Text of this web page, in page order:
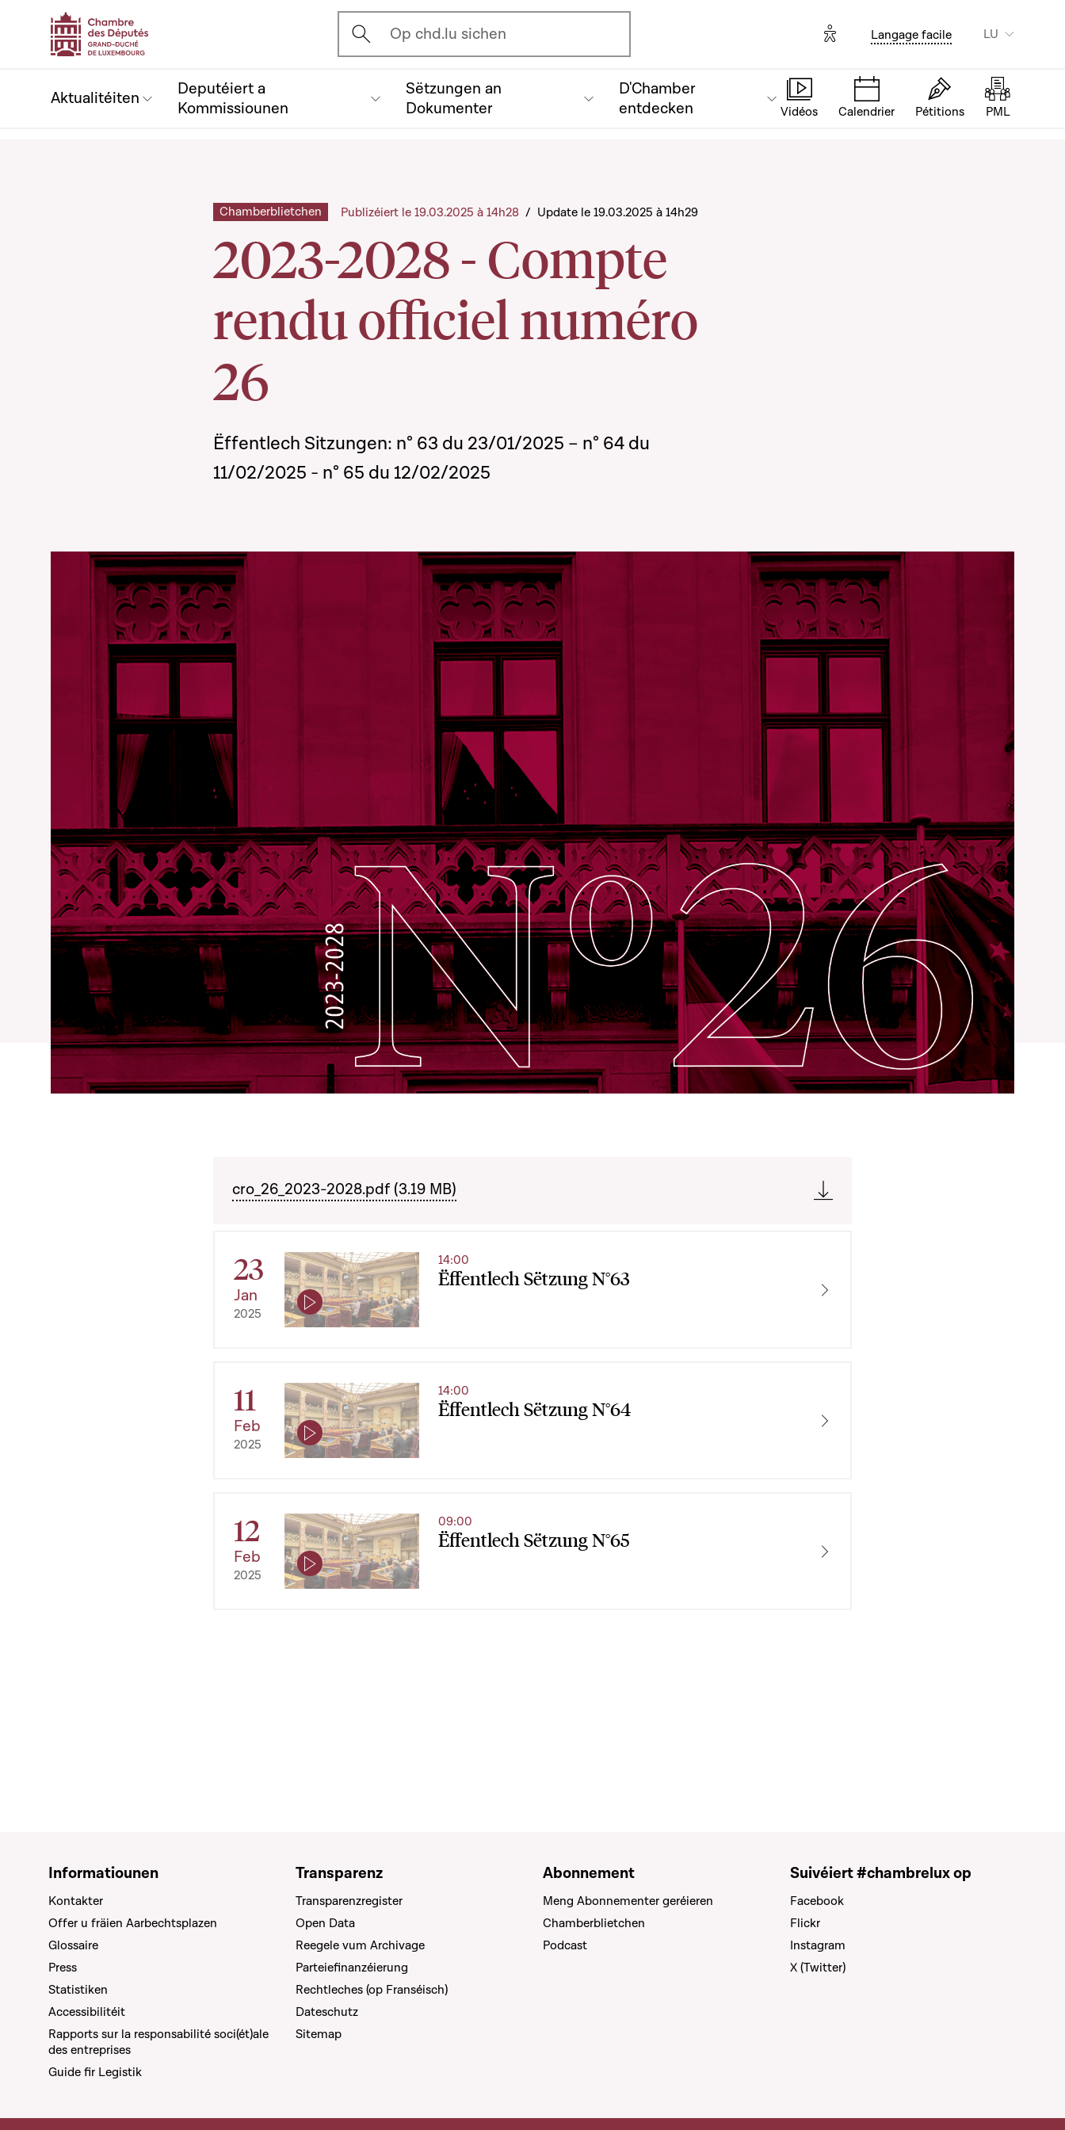
Ouvrir l'écran de recherche
Op chd.lu sichen Options d'accessibilité
Langage facile LU
Aktualitéiten
Deputéiert a
Kommissiounen
Sëtzungen an
Dokumenter
D'Chamber
entdecken
Vidéos Calendrier Pétitions PML
2023-2028 - Compte
rendu officiel numéro
26
Chamberblietchen Publizéiert le 19.03.2025 à 14h28 / Update le 19.03.2025 à 14h29
Ëffentlech Sitzungen: n° 63 du 23/01/2025 – n° 64 du
11/02/2025 - n° 65 du 12/02/2025
cro_26_2023-2028.pdf (3.19 MB)
23
Jan
2025
Ëffentlech Sëtzung N°63
14:00
11
Feb
2025
Ëffentlech Sëtzung N°64
14:00
12
Feb
2025
Ëffentlech Sëtzung N°65
09:00
Informatiounen
Kontakter
Offer u fräien Aarbechtsplazen
Glossaire
Press
Statistiken
Accessibilitéit
Rapports sur la responsabilité soci(ét)ale
des entreprises
Guide fir Legistik
Transparenz
Transparenzregister
Open Data
Reegele vum Archivage
Parteiefinanzéierung
Rechtleches (op Franséisch)
Dateschutz
Sitemap
Abonnement
Meng Abonnementer geréieren
Chamberblietchen
Podcast
Suivéiert #chambrelux op
Facebook
Flickr
Instagram
X (Twitter)